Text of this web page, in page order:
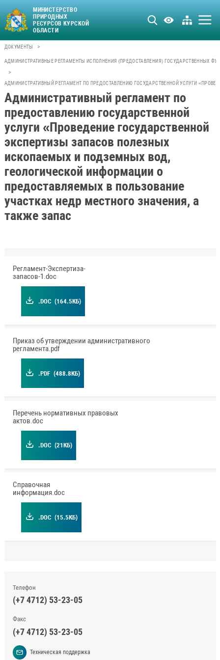
МИНИСТЕРСТВО
ПРИРОДНЫХ
РЕСУРСОВ КУРСКОЙ
ОБЛАСТИ
ДОКУМЕНТЫ >
АДМИНИСТРАТИВНЫЕ РЕГЛАМЕНТЫ ИСПОЛНЕНИЯ (ПРЕДОСТАВЛЕНИЯ) ГОСУДАРСТВЕННЫХ
>
АДМИНИСТРАТИВНЫЙ РЕГЛАМЕНТ ПО ПРЕДОСТАВЛЕНИЮ ГОСУДАРСТВЕННОЙ УСЛУГИ
Административный регламент по
предоставлению государственной
услуги «Проведение государственной
экспертизы запасов полезных
ископаемых и подземных вод,
геологической информации о
предоставляемых в пользование
участках недр местного значения, а
также запас
Регламент-Экспертиза-
запасов-1.doc
.DOC (164.5КБ)
Приказ об утверждении административного
регламента.pdf
.PDF (488.8КБ)
Перечень нормативных правовых
актов.doc
.DOC (21КБ)
Справочная
информация.doc
.DOC (15.5КБ)
Телефон
(+7 4712) 53-23-05
Факс
(+7 4712) 53-23-05
Техническая поддержка